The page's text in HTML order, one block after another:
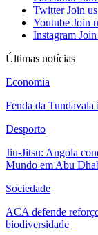
Twitter Join
Youtube Join
Instagram
Últimas notícias
Economia
Fenda da
Desporto
Jiu-Jitsu: Angola
Mundo em Abu
Sociedade
ACA defende
biodiversidade